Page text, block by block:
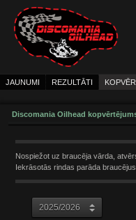
JAUNUMI REZULTĀTI
Discomania Oilhead
Nospiežot uz braucēja vārda,
Iekrāsotās rindas parāda